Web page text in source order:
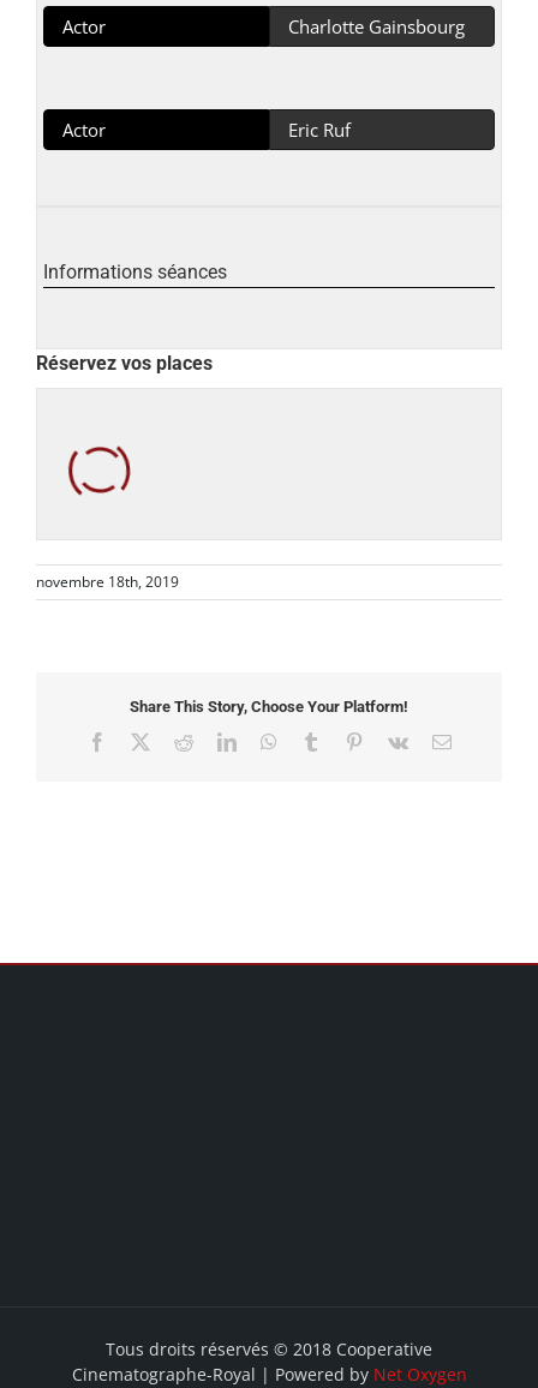
Actor Charlotte Gainsbourg
Actor Eric Ruf
Informations séances
Réservez vos places
novembre 18th, 2019
Share This Story, Choose Your Platform!
Facebook RedditLinkedInWhatsApp
Tumblr Pinterest
Vk Email
Tous droits réservés © 2018 Cooperative
Cinematographe-Royal | Powered by Net Oxygen